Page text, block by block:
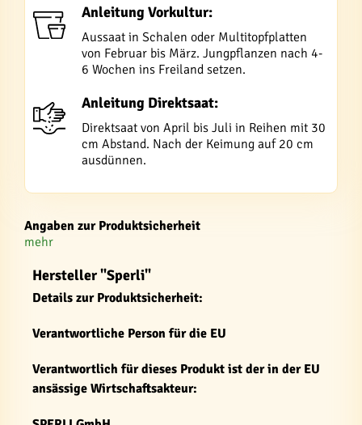
Anleitung Vorkultur:
Aussaat in Schalen oder Multitopfplatten
von Februar bis März. Jungpflanzen nach 4-
6 Wochen ins Freiland setzen.
Anleitung Direktsaat:
Direktsaat von April bis Juli in Reihen mit 30
cm Abstand. Nach der Keimung auf 20 cm
ausdünnen.
Angaben zur Produktsicherheit
mehr
Hersteller "Sperli"
Details zur Produktsicherheit:
Verantwortliche Person für die EU
Verantwortlich für dieses Produkt ist der in der EU
ansässige Wirtschaftsakteur: